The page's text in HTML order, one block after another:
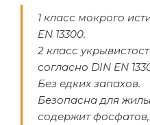
1 класс мокрого
EN 13300.
2 класс
согласно DIN EN
Без едких запахов.
Безопасна для
содержит